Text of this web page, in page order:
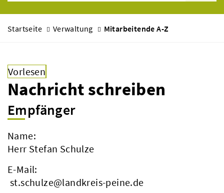
Startseite Verwaltung Mitarbeitende A-Z
Vorlesen
Nachricht schreiben
Empfänger
Name:
Herr Stefan Schulze
E-Mail:
st.schulze@landkreis-peine.de